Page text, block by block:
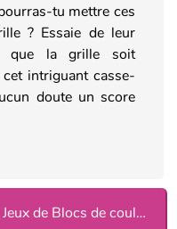
tu mettre ces
? Essaie de leur
que la grille soit
intriguant casse-
doute un score
Jeux de Blocs de couleurs